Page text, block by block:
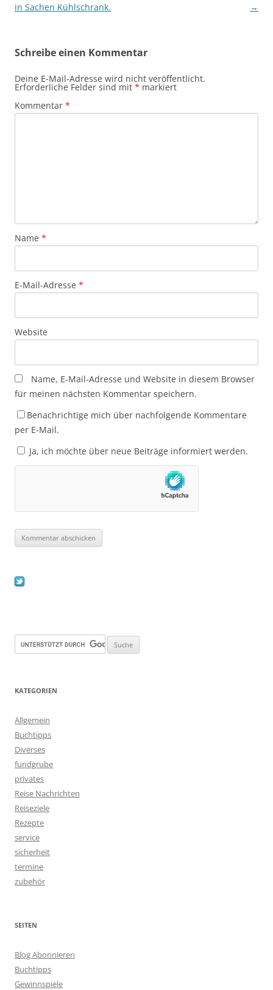
in Sachen Kühlschrank.
→
Schreibe einen Kommentar
Deine E-Mail-Adresse wird nicht veröffentlicht.
Erforderliche Felder sind mit * markiert
Kommentar *
Name *
E-Mail-Adresse *
Website
Name, E-Mail-Adresse und Website in diesem Browser
für meinen nächsten Kommentar speichern.
Benachrichtige mich über nachfolgende Kommentare
per E-Mail.
Ja, ich möchte über neue Beiträge informiert werden.
KATEGORIEN
Allgemein
Buchtipps
Diverses
fundgrube
privates
Reise Nachrichten
Reiseziele
Rezepte
service
sicherheit
termine
zubehör
SEITEN
Blog Abonnieren
Buchtipps
Gewinnspiele